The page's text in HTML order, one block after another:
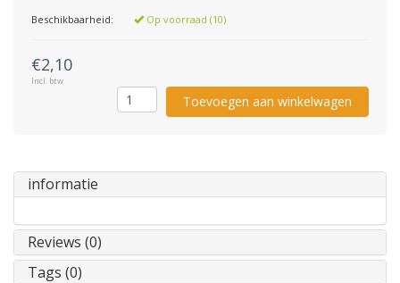
Beschikbaarheid: Op voorraad (10)
€2,10
Incl. btw
Toevoegen aan winkelwagen
informatie
Reviews (0)
Tags (0)